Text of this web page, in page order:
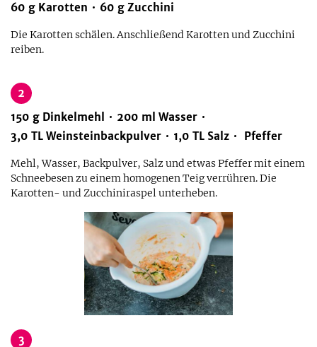
60 g Karotten 60 g Zucchini
Die Karotten schälen. Anschließend Karotten und Zucchini
reiben.
2
150 g Dinkelmehl 200 ml Wasser
3,0 TL Weinsteinbackpulver 1,0 TL Salz Pfeffer
Mehl, Wasser, Backpulver, Salz und etwas Pfeffer mit einem
Schneebesen zu einem homogenen Teig verrühren. Die
Karotten- und Zucchiniraspel unterheben.
3